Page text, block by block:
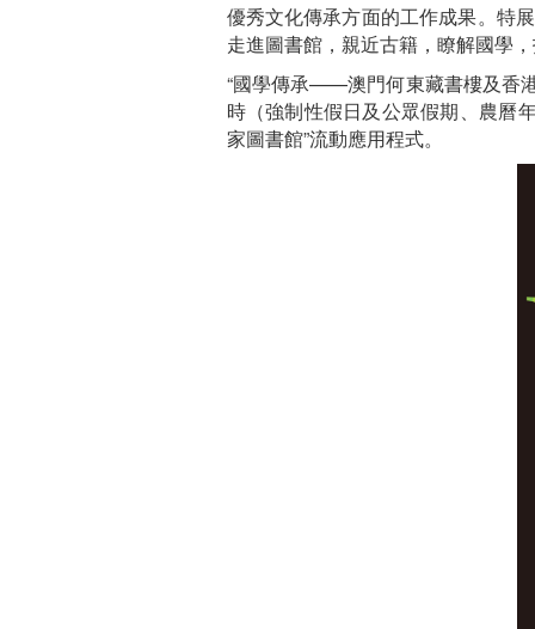
優秀文化傳承方面的工作成果。特
走進圖書館，親近古籍，瞭解國學
“國學傳承——澳門何東藏書樓及香
時（強制性假日及公眾假期、農曆
家圖書館”流動應用程式。